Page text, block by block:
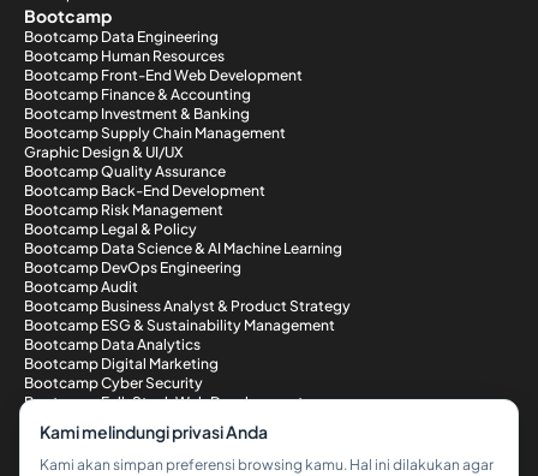
Bootcamp
Bootcamp Data Engineering
Bootcamp Human Resources
Bootcamp Front-End Web Development
Bootcamp Finance & Accounting
Bootcamp Investment & Banking
Bootcamp Supply Chain Management
Graphic Design & UI/UX
Bootcamp Quality Assurance
Bootcamp Back-End Development
Bootcamp Risk Management
Bootcamp Legal & Policy
Bootcamp Data Science & AI Machine Learning
Bootcamp DevOps Engineering
Bootcamp Audit
Bootcamp Business Analyst & Product Strategy
Bootcamp ESG & Sustainability Management
Bootcamp Data Analytics
Bootcamp Digital Marketing
Bootcamp Cyber Security
Bootcamp Full-Stack Web Development
Metode Pembayaran
Kami melindungi privasi Anda
Kami akan simpan preferensi browsing kamu. Hal ini dilakukan agar